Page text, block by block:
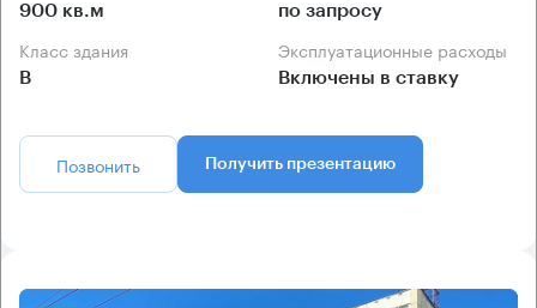
900 кв.м по запросу
Класс здания
B
Эксплуатационные расходы
Включены в ставку
Позвонить Получить презентацию